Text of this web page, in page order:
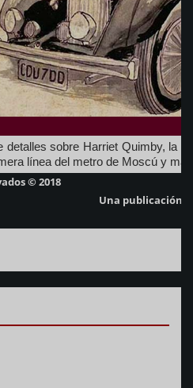
detalles sobre Harriet Quimby, la
línea del metro de Moscú y
© 2018
Una publicación